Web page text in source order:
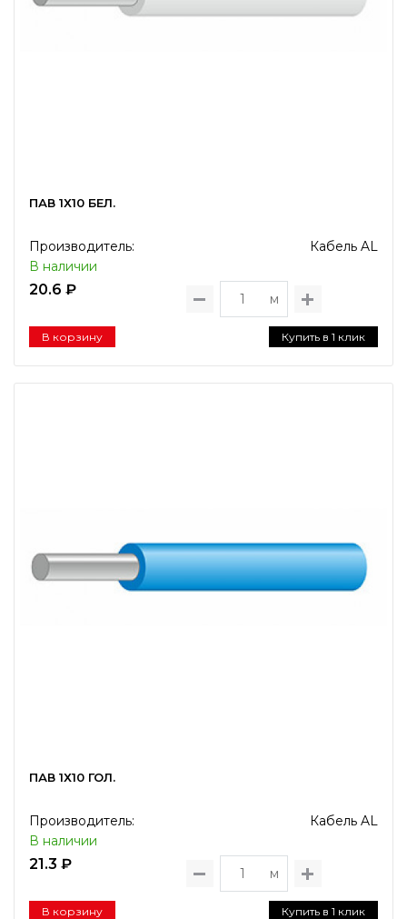
ПАВ 1Х10 БЕЛ.
Производитель:
Кабель AL
В наличии
20.6 ₽
м
В корзину Купить в 1 клик
ПАВ 1Х10 ГОЛ.
Производитель:
Кабель AL
В наличии
21.3 ₽
м
В корзину Купить в 1 клик